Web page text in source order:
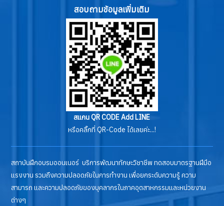
สอบถามข้อมูลเพิ่มเติม
สแกน QR CODE Add LINE
หรือคลิ๊กที่ QR-Code ได้เลยค่ะ...!
สถาบันฝึกอบรมออนเนอร์ บริการพัฒนาทักษะวิชาชีพ ทดสอบมาตรฐานฝีมือ
แรงงาน รวมถึงความปลอดภัยในการทำงาน เพื่อยกระดับความรู้ ความ
สามารถ และความปลอดภัยของบุคลากรในภาคอุตสาหกรรมและหน่วยงาน
ต่างๆ